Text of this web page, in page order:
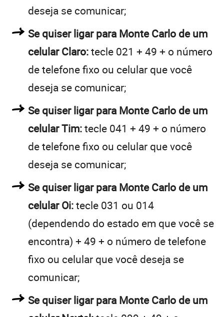
deseja se comunicar;
Se quiser ligar para Monte Carlo de um
celular Claro:tecle 021 + 49 + o número
de telefone fixo ou celular que você
deseja se comunicar;
Se quiser ligar para Monte Carlo de um
celular Tim:tecle 041 + 49 + o número
de telefone fixo ou celular que você
deseja se comunicar;
Se quiser ligar para Monte Carlo de um
celular Oi:tecle 031 ou 014
(dependendo do estado em que você se
encontra) + 49 + o número de telefone
fixo ou celular que você deseja se
comunicar;
Se quiser ligar para Monte Carlo de um